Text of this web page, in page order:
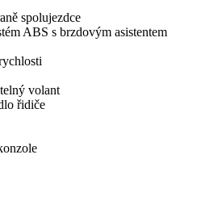
spolujezdce
ABS s brzdovým asistentem
volant
řidiče